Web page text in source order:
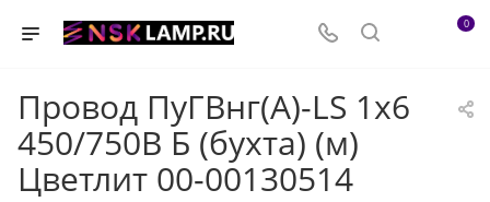
0
Провод ПуГВнг(А)-LS 1х6
450/750В Б (бухта) (м)
Цветлит 00-00130514